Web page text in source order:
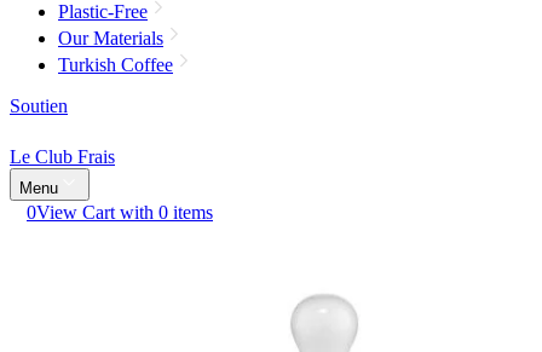
Plastic-Free
Our Materials
Turkish Coffee
Soutien
Le Club Frais
Menu
0View Cart with 0 items